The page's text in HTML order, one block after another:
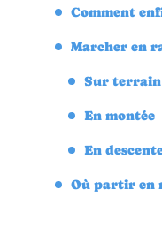
Comment
Marcher en
Sur
En montée
En
Où partir en